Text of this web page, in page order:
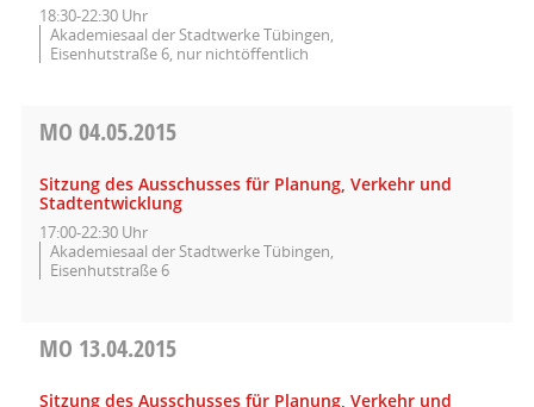
18:30-22:30 Uhr
Akademiesaal der Stadtwerke Tübingen,
Eisenhutstraße 6, nur nichtöffentlich
MO 04.05.2015
Sitzung des Ausschusses für Planung, Verkehr und
Stadtentwicklung
17:00-22:30 Uhr
Akademiesaal der Stadtwerke Tübingen,
Eisenhutstraße 6
MO 13.04.2015
Sitzung des Ausschusses für Planung, Verkehr und